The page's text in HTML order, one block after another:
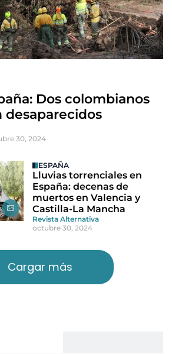
Dos colombianos
30, 2024
ESPAÑA
Lluvias torrenciales en
España: decenas de
muertos en Valencia y
Castilla-La Mancha
Revista Alternativa
octubre 30, 2024
Cargar más